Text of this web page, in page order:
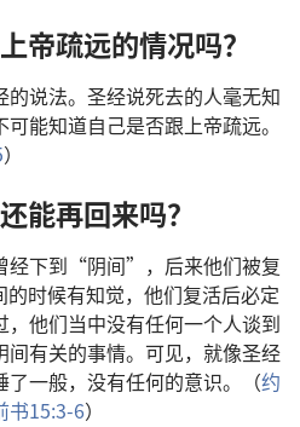
帝疏远的情况吗？
说法。圣经说死去的人毫无知
能知道自己是否跟上帝疏远。
）
再回来吗？
经下到“阴间”，后来他们被复
的时候有知觉，他们复活后必定
他们当中没有任何一个人谈到
间有关的事情。可见，就像圣经
一般，没有任何的意识。（约
书15:3-6）